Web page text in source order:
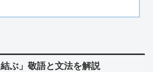
結ぶ」敬語と文法を解説